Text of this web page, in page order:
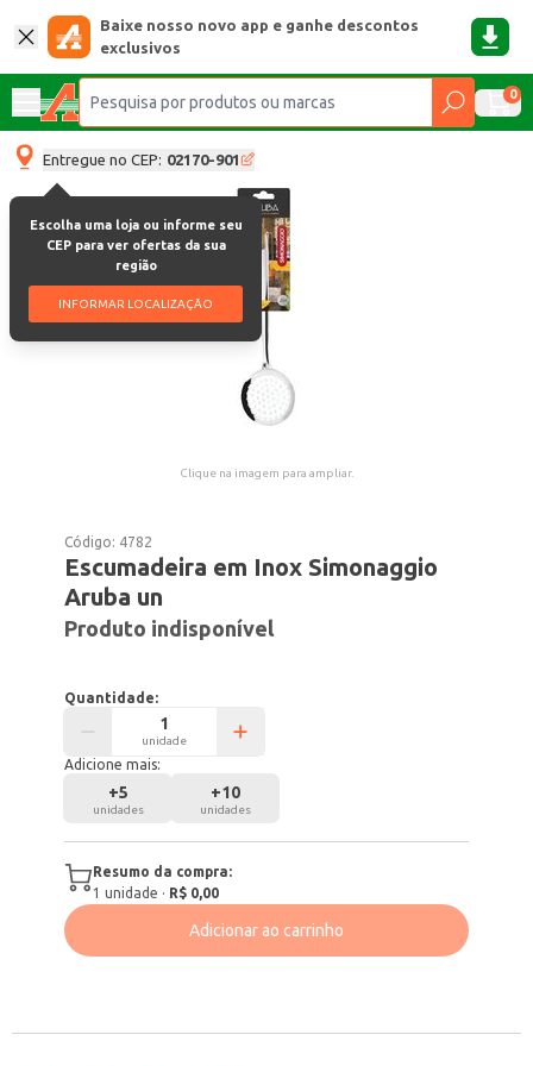
Baixe nosso novo app e ganhe descontos
exclusivos
0
Entregue no CEP: 02170-901
Escolha uma loja ou informe seu
CEP para ver ofertas da sua
região
INFORMAR LOCALIZAÇÃO
Clique na imagem para ampliar.
Código: 4782
Escumadeira em Inox Simonaggio
Aruba un
Produto indisponível
Quantidade:
unidade
Adicione mais:
+5
unidades
+10
unidades
Resumo da compra:
1 unidade · R$ 0,00
Adicionar ao carrinho